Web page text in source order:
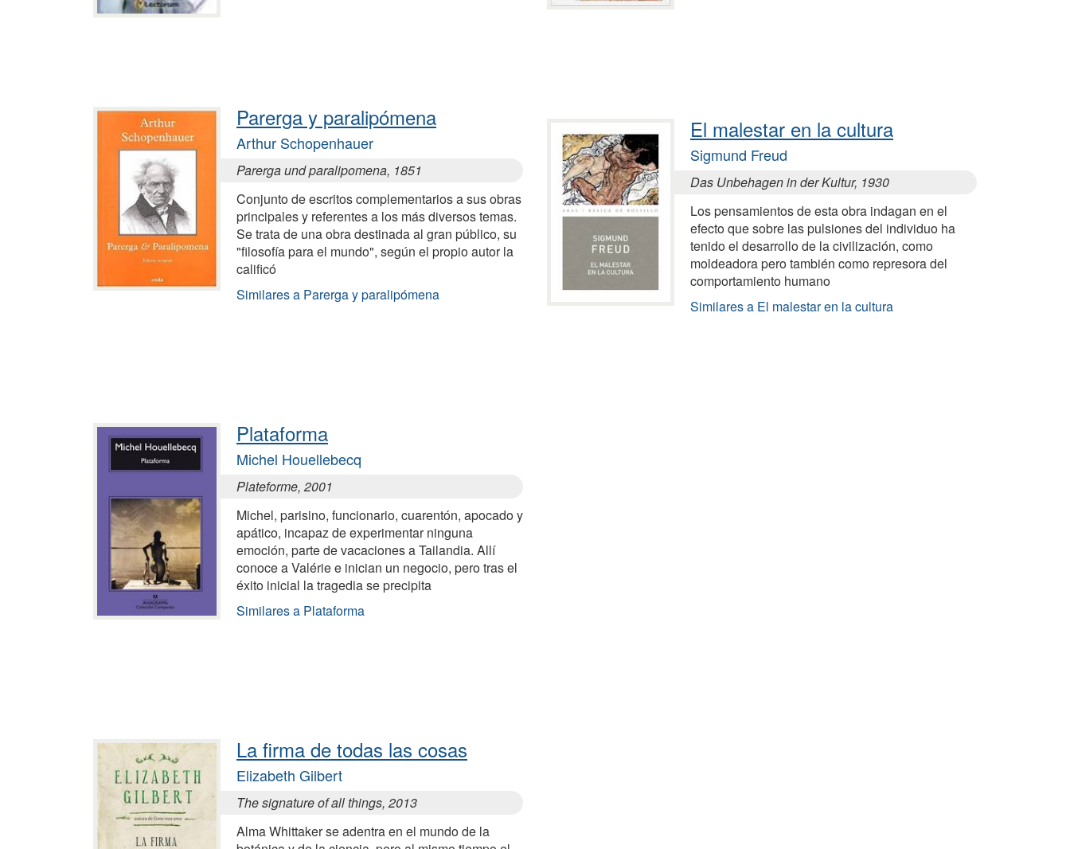
Parerga y paralipómena
Arthur Schopenhauer
Parerga und paralipomena, 1851
Conjunto de escritos complementarios a sus obras
principales y referentes a los más diversos temas.
Se trata de una obra destinada al gran público, su
"filosofía para el mundo", según el propio autor la
calificó
Similares a Parerga y paralipómena
Plataforma
Michel Houellebecq
Plateforme, 2001
Michel, parisino, funcionario, cuarentón, apocado y
apático, incapaz de experimentar ninguna
emoción, parte de vacaciones a Tailandia. Allí
conoce a Valérie e inician un negocio, pero tras el
éxito inicial la tragedia se precipita
Similares a Plataforma
La firma de todas las cosas
Elizabeth Gilbert
The signature of all things, 2013
Alma Whittaker se adentra en el mundo de la
El malestar en la cultura
Sigmund Freud
Das Unbehagen in der Kultur, 1930
Los pensamientos de esta obra indagan en el
efecto que sobre las pulsiones del individuo ha
tenido el desarrollo de la civilización, como
moldeadora pero también como represora del
comportamiento humano
Similares a El malestar en la cultura